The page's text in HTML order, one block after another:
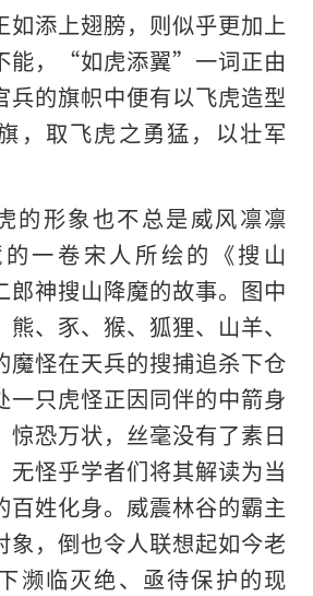
添上翅膀，则似乎更加上
能，“如虎添翼”一词正由
兵的旗帜中便有以飞虎造型
，取飞虎之勇猛，以壮军
的形象也不总是威风凛凛
一卷宋人所绘的《搜山
郎神搜山降魔的故事。图中
、豕、猴、狐狸、山羊、
魔怪在天兵的搜捕追杀下仓
一只虎怪正因同伴的中箭身
惊恐万状，丝毫没有了素日
无怪乎学者们将其解读为当
百姓化身。威震林谷的霸主
象，倒也令人联想起如今老
濒临灭绝、亟待保护的现